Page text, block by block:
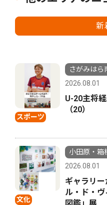
新
スポーツ
さがみはら
2026.08.01
U-20主将
（20）
文化
小田原・箱
2026.08.01
ギャラリ
ル・ド・
図鑑」展